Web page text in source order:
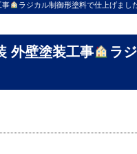
事 ラジカル制御形塗料で仕上げまし
外壁塗装工事
ラ